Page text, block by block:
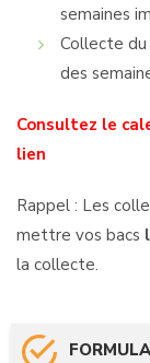
semaines
Collecte du
des
Consultez le
lien
Rappel : Les
mettre vos bacs
la collecte.